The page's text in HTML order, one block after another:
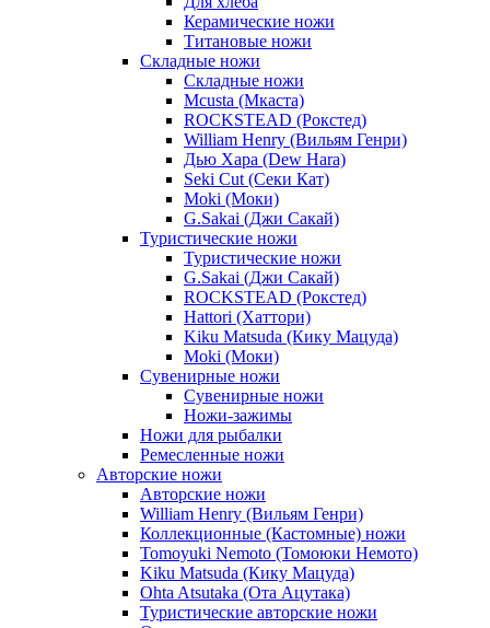
Керамические ножи
Титановые ножи
Складные ножи
Складные ножи
Mcusta (Мкаста)
ROCKSTEAD (Рокстед)
William Henry (Вильям Генри)
Дью Хара (Dew Hara)
Seki Cut (Секи Кат)
Moki (Моки)
G.Sakai (Джи Сакай)
Туристические ножи
Туристические ножи
G.Sakai (Джи Сакай)
ROCKSTEAD (Рокстед)
Hattori (Хаттори)
Kiku Matsuda (Кику Мацуда)
Moki (Моки)
Сувенирные ножи
Сувенирные ножи
Ножи-зажимы
Ножи для рыбалки
Ремесленные ножи
Авторские ножи
Авторские ножи
William Henry (Вильям Генри)
Коллекционные (Кастомные) ножи
Tomoyuki Nemoto (Томоюки Немото)
Kiku Matsuda (Кику Мацуда)
Ohta Atsutaka (Ота Ацутака)
Туристические авторские ножи